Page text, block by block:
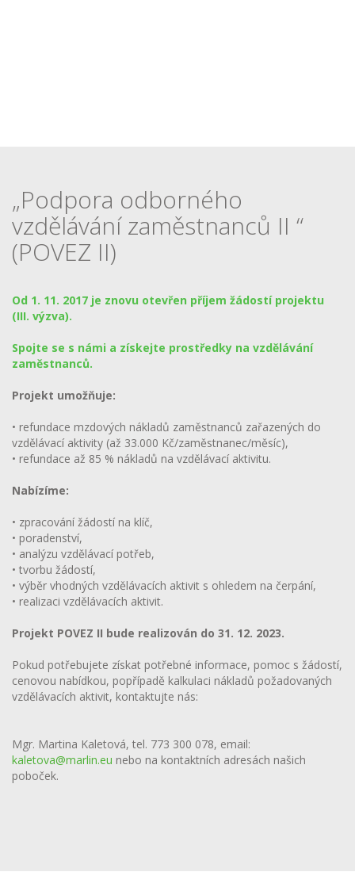
„Podpora odborného
vzdělávání zaměstnanců II “
(POVEZ II)
Od 1. 11. 2017 je znovu otevřen příjem žádostí projektu
(III. výzva).
Spojte se s námi a získejte prostředky na vzdělávání
zaměstnanců.
Projekt umožňuje:
• refundace mzdových nákladů zaměstnanců zařazených do
vzdělávací aktivity (až 33.000 Kč/zaměstnanec/měsíc),
• refundace až 85 % nákladů na vzdělávací aktivitu.
Nabízíme:
• zpracování žádostí na klíč,
• poradenství,
• analýzu vzdělávací potřeb,
• tvorbu žádostí,
• výběr vhodných vzdělávacích aktivit s ohledem na čerpání,
• realizaci vzdělávacích aktivit.
Projekt POVEZ II bude realizován do 31. 12. 2023.
Pokud potřebujete získat potřebné informace, pomoc s žádostí,
cenovou nabídkou, popřípadě kalkulaci nákladů požadovaných
vzdělávacích aktivit, kontaktujte nás:
Mgr. Martina Kaletová, tel. 773 300 078, email:
kaletova@marlin.eu nebo na kontaktních adresách našich
poboček.